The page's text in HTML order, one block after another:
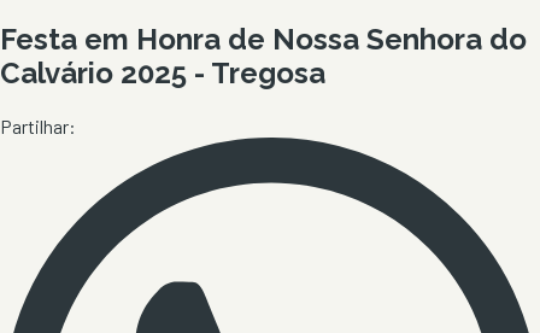
Festa em Honra de Nossa Senhora do
Calvário 2025 - Tregosa
Partilhar: